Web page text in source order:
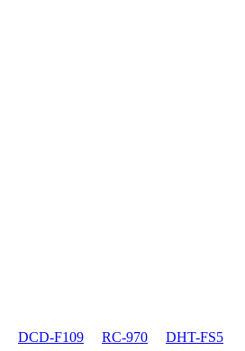
DCD-F109 RC-970
DHT-FS5